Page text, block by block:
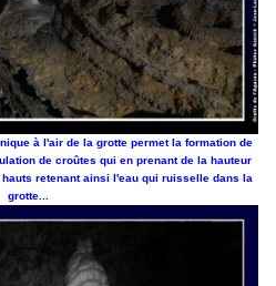
à l'air de la grotte permet la formation de
de croûtes qui en prenant de la hauteur
retenant ainsi l'eau qui ruisselle dans la
grotte...